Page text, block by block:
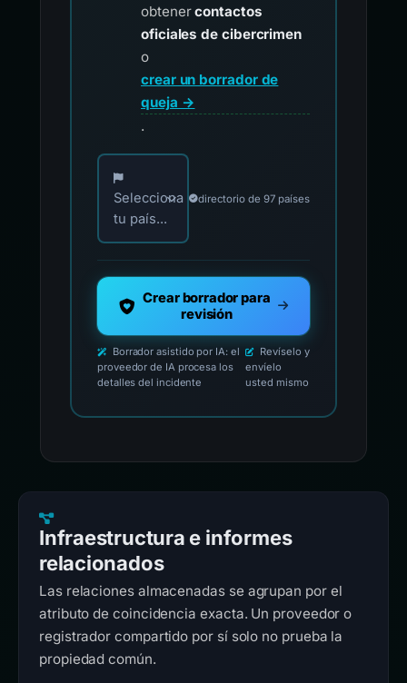
obtenercontactos
oficiales de cibercrimen
o
crear un borrador de
queja →
.
Elija su país para los contactos oficiales de
Selecciona
tu país...
directorio de 97 países
Crear borrador para
revisión
Borrador asistido por IA: el
proveedor de IA procesa los
detalles del incidente
Revíselo y
envíelo
usted mismo
Infraestructura e informes
relacionados
Las relaciones almacenadas se agrupan por el
atributo de coincidencia exacta. Un proveedor o
registrador compartido por sí solo no prueba la
propiedad común.